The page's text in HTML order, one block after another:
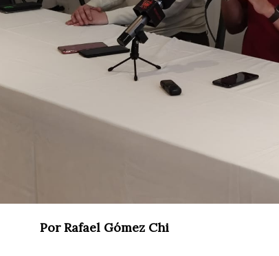
Por Rafael Gómez Chi